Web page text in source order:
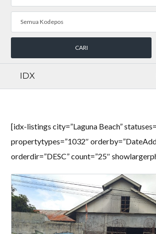
Semua Kodepos
IDX
[idx-listings city=”Laguna Beach”
propertytypes=”1032″
orderdir=”DESC” count=”25″